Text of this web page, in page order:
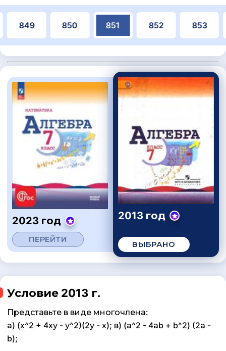
849 850 851 852 853
2023 год
ПЕРЕЙТИ
2013 год
ВЫБРАНО
Условие 2013 г.
Представьте в виде многочлена:
а) (х^2 + 4ху - у^2)(2у - х); в) (а^2 - 4аb + b^2) (2а -
b);